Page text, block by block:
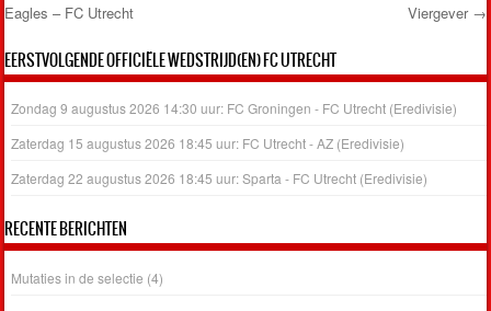
Post navigation
Eagles – FC Utrecht
Viergever →
EERSTVOLGENDE OFFICIËLE WEDSTRIJD(EN) FC UTRECHT
Zondag 9 augustus 2026 14:30 uur: FC Groningen - FC Utrecht (Eredivisie)
Zaterdag 15 augustus 2026 18:45 uur: FC Utrecht - AZ (Eredivisie)
Zaterdag 22 augustus 2026 18:45 uur: Sparta - FC Utrecht (Eredivisie)
RECENTE BERICHTEN
Mutaties in de selectie (4)